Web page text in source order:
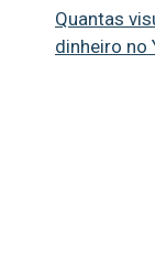
Quantas
dinheiro no